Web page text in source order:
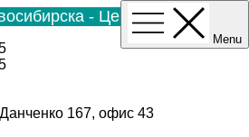
- Цена №1
167, офис 43
Menu